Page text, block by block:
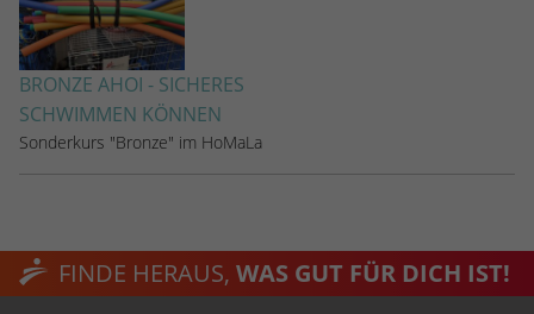
BRONZE AHOI - SICHERES
SCHWIMMEN KÖNNEN
Sonderkurs "Bronze" im HoMaLa
FINDE HERAUS, WAS GUT FÜR DICH IST!